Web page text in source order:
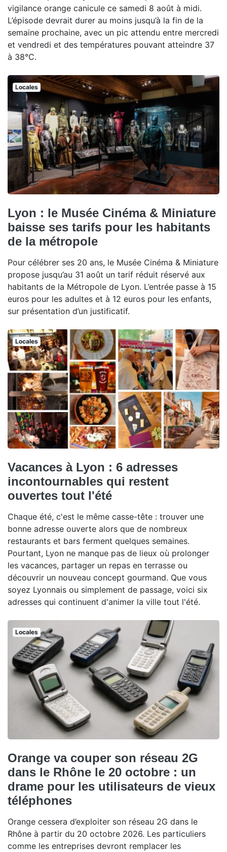
vigilance orange canicule ce samedi 8 août à midi.
L’épisode devrait durer au moins jusqu’à la fin de la
semaine prochaine, avec un pic attendu entre mercredi
et vendredi et des températures pouvant atteindre 37
à 38°C.
Locales
Lyon : le Musée Cinéma & Miniature
baisse ses tarifs pour les habitants
de la métropole
Pour célébrer ses 20 ans, le Musée Cinéma & Miniature
propose jusqu’au 31 août un tarif réduit réservé aux
habitants de la Métropole de Lyon. L’entrée passe à 15
euros pour les adultes et à 12 euros pour les enfants,
sur présentation d’un justificatif.
Locales
Vacances à Lyon : 6 adresses
incontournables qui restent
ouvertes tout l'été
Chaque été, c'est le même casse-tête : trouver une
bonne adresse ouverte alors que de nombreux
restaurants et bars ferment quelques semaines.
Pourtant, Lyon ne manque pas de lieux où prolonger
les vacances, partager un repas en terrasse ou
découvrir un nouveau concept gourmand. Que vous
soyez Lyonnais ou simplement de passage, voici six
adresses qui continuent d'animer la ville tout l'été.
Locales
Orange va couper son réseau 2G
dans le Rhône le 20 octobre : un
drame pour les utilisateurs de vieux
téléphones
Orange cessera d’exploiter son réseau 2G dans le
Rhône à partir du 20 octobre 2026. Les particuliers
comme les entreprises devront remplacer les